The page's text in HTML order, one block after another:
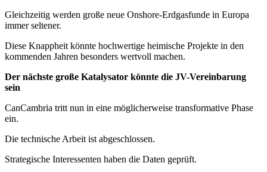
Gleichzeitig werden große neue Onshore-Erdgasfunde in Europa
immer seltener.
Diese Knappheit könnte hochwertige heimische Projekte in den
kommenden Jahren besonders wertvoll machen.
Der nächste große Katalysator könnte die JV-Vereinbarung
sein
CanCambria tritt nun in eine möglicherweise transformative Phase
ein.
Die technische Arbeit ist abgeschlossen.
Strategische Interessenten haben die Daten geprüft.